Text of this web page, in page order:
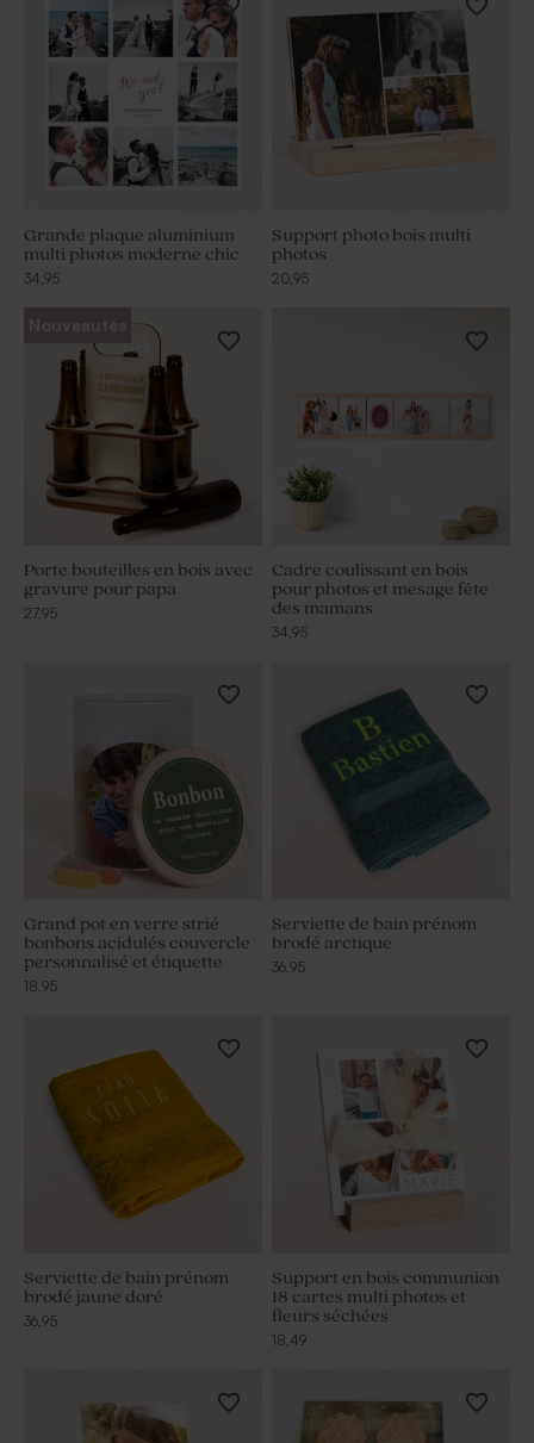
Grande plaque aluminium
multi photos moderne chic
34,95
Support photo bois multi
photos
20,95
Nouveautés
Porte bouteilles en bois avec
gravure pour papa
27,95
Cadre coulissant en bois
pour photos et mesage fête
des mamans
34,95
Grand pot en verre strié
bonbons acidulés couvercle
personnalisé et étiquette
18,95
Serviette de bain prénom
brodé arctique
36,95
Serviette de bain prénom
brodé jaune doré
36,95
Support en bois communion
18 cartes multi photos et
fleurs séchées
18,49